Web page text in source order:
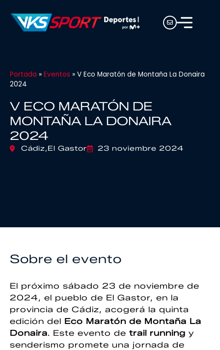
Portada » Eventos » V Eco Maratón de Montaña La Donaira
2024
V ECO MARATÓN DE
MONTAÑA LA DONAIRA
2024
Cádiz,El Gastor 23 noviembre 2024
Sobre el evento
El próximo sábado 23 de noviembre de
2024, el pueblo de El Gastor, en la
provincia de Cádiz, acogerá la quinta
edición del Eco Maratón de Montaña La
Donaira. Este evento de trail running y
senderismo promete una jornada de